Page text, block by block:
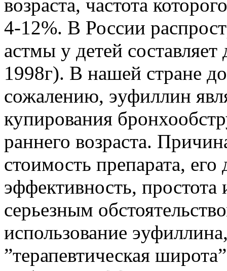
возраста, частота
4-12%. В России
астмы у детей
1998г). В нашей стране
сожалению, эуфиллин
купирования
раннего возраста.
стоимость препарата,
эффективность,
серьезным
использование
”терапевтическая